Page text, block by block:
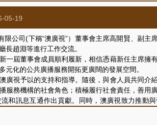
局公共資產管理廳廳長趙淵、資助統籌及監
05-19
司(下稱“澳廣視”）董事會主席高開賢、副主
長趙淵等進行工作交流。
屆董事會成員順利履新，相信憑藉新任主席擁
元化的公共廣播服務開拓更廣闊的發展空間。
視予以的支持和指導。隨後，與會人員共同介
服務機構的社會角色；積極履行社會責任，善
和訊息互通作出貢獻。同時，澳廣視致力推動